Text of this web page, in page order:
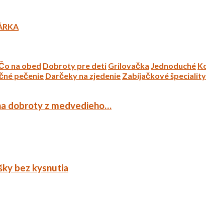
na obed Dobroty pre deti Grilovačka Jednoduché
pečenie Darčeky na zjedenie Zabíjačkové špeciality
dobroty z medvedieho…
bez kysnutia